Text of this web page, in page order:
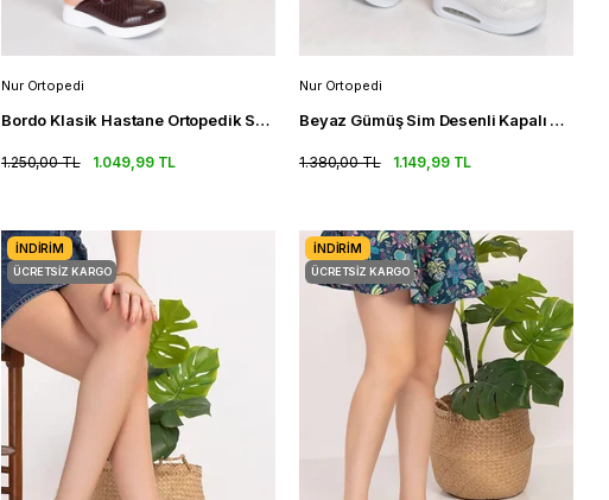
Nur Ortopedi
Bordo Klasik Hastane Ortopedik Sabo Terliği Doktor Hemşire Terlik
1.049,99 TL
1.250,00 TL
Nur Ortopedi
Beyaz Gümüş Sim Desenli Kapalı Airmax Terlik Doktor Hemşire Terliği
1.149,99 TL
1.380,00 TL
İNDIRIM
ÜCRETSIZ KARGO
İNDIRIM
ÜCRETSIZ KARGO